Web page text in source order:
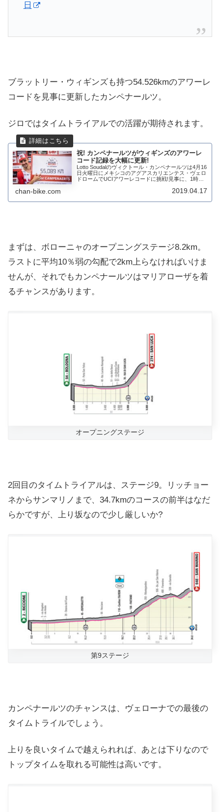
日
ブラットリー・ウィギンズも持つ54.526kmのアワーレ
コードを見事に更新したカンペナールツ。
ジロではタイムトライアルでの活躍が期待されます。
祝! カンペナールツがウィギンズのアワーレ
コード記録を大幅に更新!
Lotto Soudalのヴィクトール・カンペナールツは4月16
日火曜日にメキシコのアグアスカリエンテス・ヴェロ
ドロームでUCIアワーレコードに挑戦!見事に、1時間
chan-bike.com 2019.04.17
まずは、 ボローニャのオープニングステージ8.2km。
ラストに平均10％弱の勾配で2km上らなければいけま
せんが、それでもカンペナールツはマリアローザを着
るチャンスがあります。
オープニングステージ
2回目のタイムトライアルは、ステージ9。リッチョー
ネからサンマリノまで、34.7kmのコースの前半はなだ
らかですが、上り坂なので少し厳しいか?
第9ステージ
カンペナールツのチャンスは、
ヴェローナでの最後の
タイムトライルでしょう。
上りを良いタイムで越えられれば、あとは下りなので
トップタイムを取れる可能性は高いです。